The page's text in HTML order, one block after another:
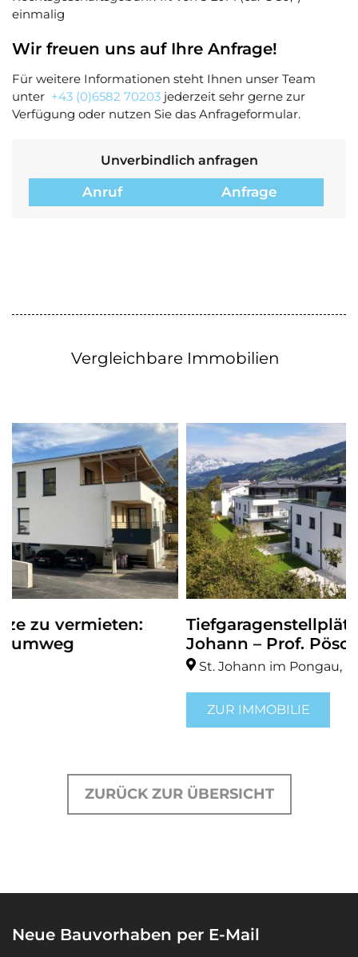
einmalig
Wir freuen uns auf Ihre Anfrage!
Für weitere Informationen steht Ihnen unser Team
unter +43 (0)6582 70203 jederzeit sehr gerne zur
Verfügung oder nutzen Sie das Anfrageformular.
Unverbindlich anfragen
Anruf Anfrage
Vergleichbare Immobilien
Tiefgaragenstellplätze zu vermieten:
Johann – Prof. Pöschlweg
St. Johann im Pongau, Pongau
ZURÜCK ZUR ÜBERSICHT
Neue Bauvorhaben per E-Mail